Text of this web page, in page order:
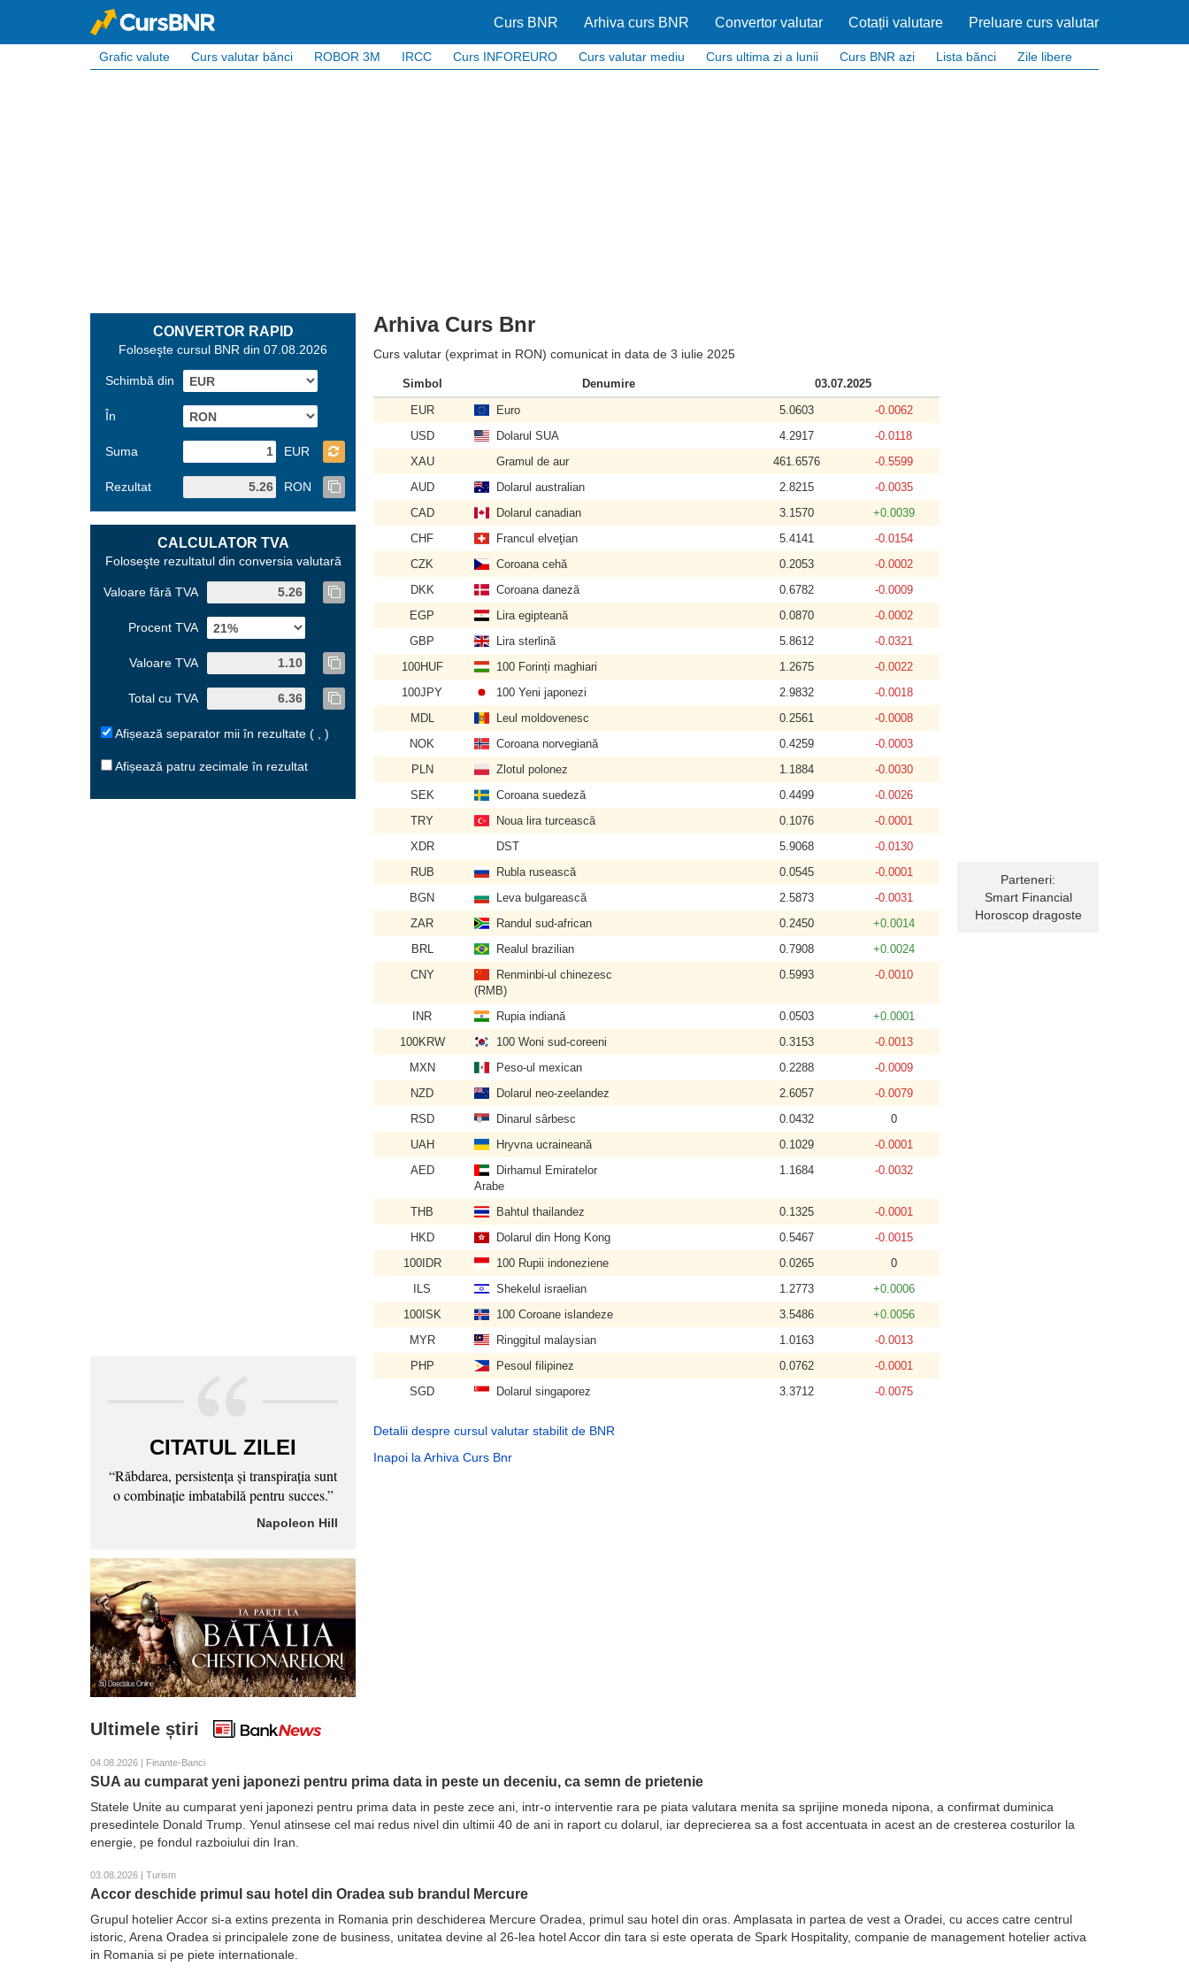
Curs BNR Arhiva curs BNR Convertor valutar Cotații valutare Preluare curs valutar
Grafic valute Curs valutar bănci ROBOR 3M IRCC Curs INFOREURO Curs valutar mediu Curs ultima zi a lunii Curs BNR azi Lista bănci Zile libere
CONVERTOR RAPID
Foloseşte cursul BNR din 07.08.2026
Schimbă din
În
Suma EUR
Rezultat RON
CALCULATOR TVA
Foloseşte rezultatul din conversia valutară
Valoare fără TVA
Procent TVA
Valoare TVA
Total cu TVA
Afișează separator mii în rezultate ( , )
Afișează patru zecimale în rezultat
CITATUL ZILEI
“Răbdarea, persistenţa şi transpiraţia sunt
o combinaţie imbatabilă pentru succes.”
Napoleon Hill
Arhiva Curs Bnr
Curs valutar (exprimat in RON) comunicat in data de 3 iulie 2025
Simbol Denumire
03.07.2025
EUR
Euro 5.0603
-0.0062
USD
Dolarul SUA 4.2917
-0.0118
XAU
Gramul de aur 461.6576
-0.5599
AUD
Dolarul australian 2.8215
-0.0035
CAD
Dolarul canadian 3.1570
+0.0039
CHF
Francul elveţian 5.4141
-0.0154
CZK
Coroana cehă 0.2053
-0.0002
DKK
Coroana daneză 0.6782
-0.0009
EGP
Lira egipteană 0.0870
-0.0002
GBP
Lira sterlină 5.8612
-0.0321
100HUF
100 Forinți maghiari 1.2675
-0.0022
100JPY
100 Yeni japonezi 2.9832
-0.0018
MDL
Leul moldovenesc 0.2561
-0.0008
NOK
Coroana norvegiană 0.4259
-0.0003
PLN
Zlotul polonez 1.1884
-0.0030
SEK
Coroana suedeză 0.4499
-0.0026
TRY
Noua lira turcească 0.1076
-0.0001
XDR
DST 5.9068
-0.0130
RUB
Rubla rusească 0.0545
-0.0001
BGN
Leva bulgarească 2.5873
-0.0031
ZAR
Randul sud-african 0.2450
+0.0014
BRL
Realul brazilian 0.7908
+0.0024
CNY
Renminbi-ul chinezesc
(RMB)
0.5993 -0.0010
INR Rupia indiană 0.0503
+0.0001
100KRW
100 Woni sud-coreeni 0.3153
-0.0013
MXN
Peso-ul mexican 0.2288
-0.0009
NZD
Dolarul neo-zeelandez 2.6057
-0.0079
RSD
Dinarul sârbesc 0.0432
0
UAH
Hryvna ucraineană 0.1029
-0.0001
AED
Dirhamul Emiratelor
Arabe
1.1684 -0.0032
THB Bahtul thailandez 0.1325
-0.0001
HKD
Dolarul din Hong Kong 0.5467
-0.0015
100IDR
100 Rupii indoneziene 0.0265
0
ILS
Shekelul israelian 1.2773
+0.0006
100ISK
100 Coroane islandeze 3.5486
+0.0056
MYR
Ringgitul malaysian 1.0163
-0.0013
PHP
Pesoul filipinez 0.0762
-0.0001
SGD
Dolarul singaporez 3.3712 -0.0075
Detalii despre cursul valutar stabilit de BNR
Inapoi la Arhiva Curs Bnr
Parteneri:
Smart Financial
Horoscop dragoste
Ultimele știri
04.08.2026 | Finante-Banci
SUA au cumparat yeni japonezi pentru prima data in peste un deceniu, ca semn de prietenie
Statele Unite au cumparat yeni japonezi pentru prima data in peste zece ani, intr-o interventie rara pe piata valutara menita sa sprijine moneda nipona, a confirmat duminica
presedintele Donald Trump. Yenul atinsese cel mai redus nivel din ultimii 40 de ani in raport cu dolarul, iar deprecierea sa a fost accentuata in acest an de cresterea costurilor la
energie, pe fondul razboiului din Iran.
03.08.2026 | Turism
Accor deschide primul sau hotel din Oradea sub brandul Mercure
Grupul hotelier Accor si-a extins prezenta in Romania prin deschiderea Mercure Oradea, primul sau hotel din oras. Amplasata in partea de vest a Oradei, cu acces catre centrul
istoric, Arena Oradea si principalele zone de business, unitatea devine al 26-lea hotel Accor din tara si este operata de Spark Hospitality, companie de management hotelier activa
in Romania si pe piete internationale.